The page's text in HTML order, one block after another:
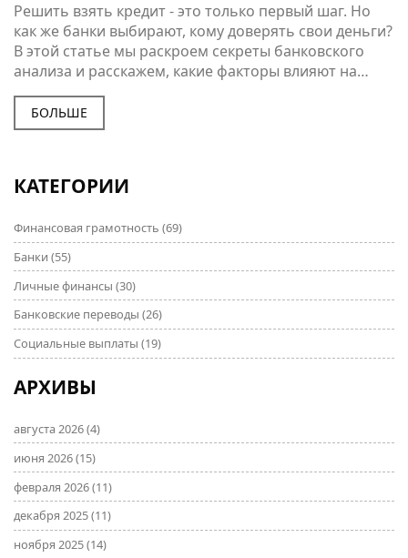
Решить взять кредит - это только первый шаг. Но
как же банки выбирают, кому доверять свои деньги?
В этой статье мы раскроем секреты банковского
анализа и расскажем, какие факторы влияют на
решение о выдаче кредита. Узнайте, как можно
повысить свои шансы на получение одобрения.
Также мы предложим несколько полезных советов,
БОЛЬШЕ
КАТЕГОРИИ
Финансовая грамотность (69)
Банки (55)
Личные финансы (30)
Банковские переводы (26)
Социальные выплаты (19)
АРХИВЫ
августа 2026(4)
июня 2026(15)
февраля 2026(11)
декабря 2025(11)
ноября 2025(14)